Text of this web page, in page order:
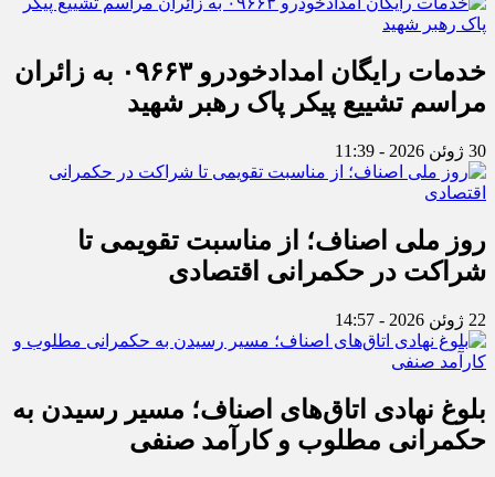
خدمات رایگان امدادخودرو ۰۹۶۶۳ به زائران
مراسم تشییع پیکر پاک رهبر شهید
30 ژوئن 2026 - 11:39
روز ملی اصناف؛ از مناسبت تقویمی تا
شراکت در حکمرانی اقتصادی
22 ژوئن 2026 - 14:57
بلوغ نهادی اتاق‌های اصناف؛ مسیر رسیدن به
حکمرانی مطلوب و کارآمد صنفی